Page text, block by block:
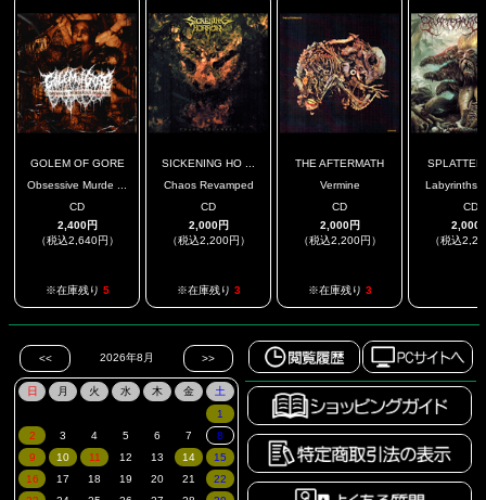
GOLEM OF GORE
Obsessive Murde ...
CD
2,400円
（税込2,640円）
※在庫残り 5
SICKENING HO ...
Chaos Revamped
CD
2,000円
（税込2,200円）
※在庫残り 3
THE AFTERMATH
Vermine
CD
2,000円
（税込2,200円）
※在庫残り 3
Labyrinths
CD
2,000
（税込